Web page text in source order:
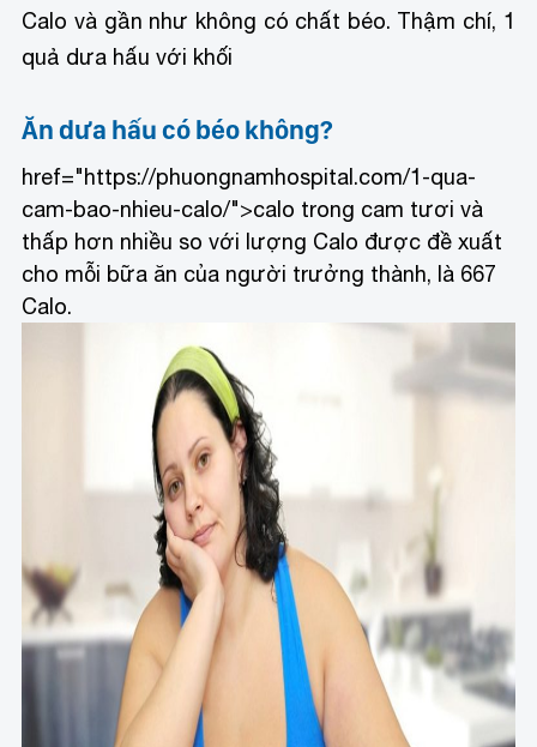
Calo và gần như không có chất béo. Thậm chí, 1
quả dưa hấu với khối
Ăn dưa hấu có béo không?
href="https://phuongnamhospital.com/1-qua-
cam-bao-nhieu-calo/">calo trong cam tươi và
thấp hơn nhiều so với lượng Calo được đề xuất
cho mỗi bữa ăn của người trưởng thành, là 667
Calo.